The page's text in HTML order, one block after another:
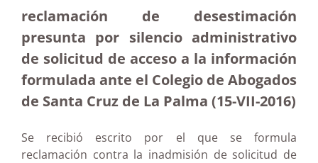
reclamación de desestimación
presunta por silencio administrativo
de solicitud de acceso a la información
formulada ante el Colegio de Abogados
de Santa Cruz de La Palma (15-VII-2016)
Se recibió escrito por el que se formula
reclamación contra la inadmisión de solicitud de